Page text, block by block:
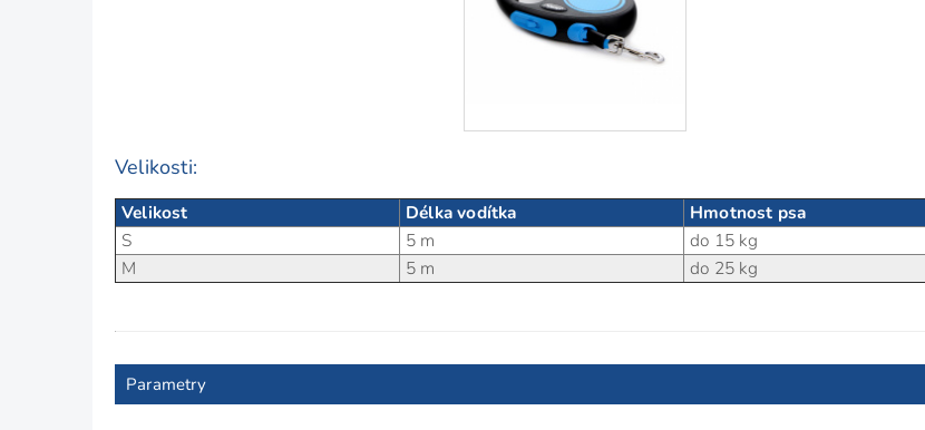
Velikosti:
Velikost Délka vodítka
Hmotnost psa
S
5 m
do 15 kg
M
5 m do 25 kg
Parametry